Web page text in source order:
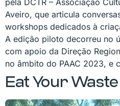
pela DCTR – Associação
Aveiro, que articula
workshops dedicados à
A edição piloto decorreu no
com apoio da Direção
no âmbito do PAAC 2023, e
Eat Your Waste